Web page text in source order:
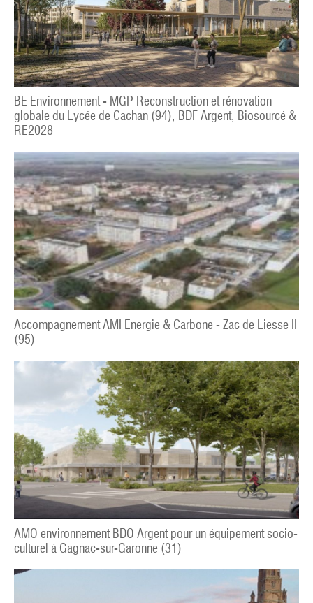
BE Environnement - MGP Reconstruction et rénovation
globale du Lycée de Cachan (94), BDF Argent, Biosourcé &
RE2028
Accompagnement AMI Energie & Carbone - Zac de Liesse II
(95)
AMO environnement BDO Argent pour un équipement socio-
culturel à Gagnac-sur-Garonne (31)